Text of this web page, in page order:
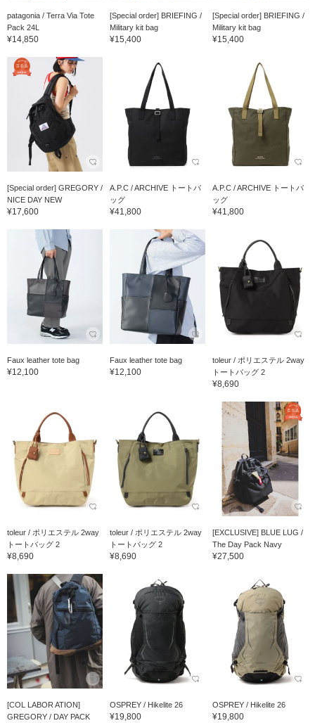
patagonia / Terra Via Tote
Pack 24L
¥14,850
[Special order] BRIEFING /
Military kit bag
¥15,400
[Special order] BRIEFING /
Military kit bag
¥15,400
[Special order] GREGORY /
NICE DAY NEW
¥17,600
A.P.C / ARCHIVE トートバ
ッグ
¥41,800
A.P.C / ARCHIVE トートバ
ッグ
¥41,800
Faux leather tote bag
¥12,100
Faux leather tote bag
¥12,100
toleur / ポリエステル 2way
トートバッグ 2
¥8,690
toleur / ポリエステル 2way
トートバッグ 2
¥8,690
toleur / ポリエステル 2way
トートバッグ 2
¥8,690
[EXCLUSIVE] BLUE LUG /
The Day Pack Navy
¥27,500
[COL LABOR ATION]
GREGORY / DAY PACK
OSPREY / Hikelite 26
¥19,800
OSPREY / Hikelite 26
¥19,800